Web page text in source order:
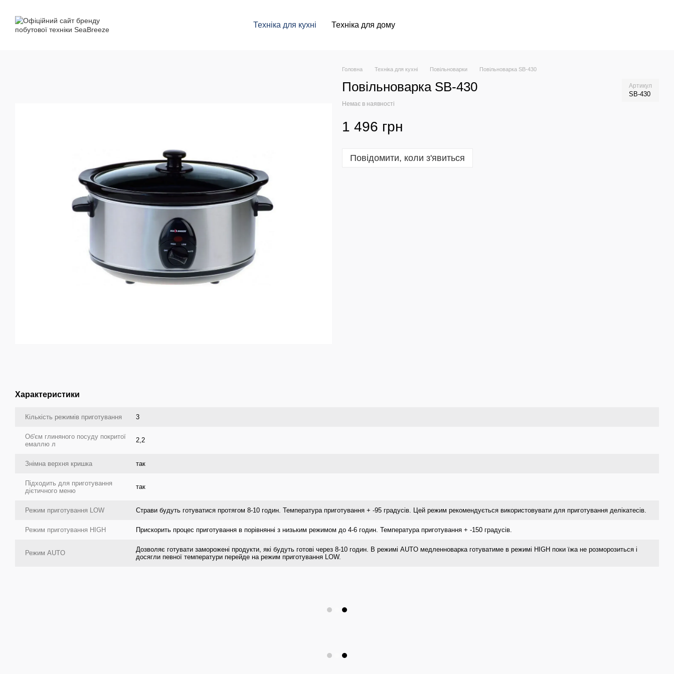
Техніка для кухні Техніка для дому
Головна Техніка для кухні Повільноварки Повільноварка SB-430
Повільноварка SB-430 Артикул
SB-430
Немає в наявності
1 496 грн
Повідомити, коли з'явиться
Характеристики
Кількість режимів приготування 3
Об'єм глиняного посуду покритої
емаллю л
2,2
Знімна верхня кришка так
Підходить для приготування
дієтичного меню
так
Режим приготування LOW Страви будуть готуватися протягом 8-10 годин. Температура приготування + -95 градусів. Цей режим рекомендується використовувати для приготування делікатесів.
Режим приготування HIGH Прискорить процес приготування в порівнянні з низьким режимом до 4-6 годин. Температура приготування + -150 градусів.
Режим AUTO
Дозволяє готувати заморожені продукти, які будуть готові через 8-10 годин. В режимі AUTO медленноварка готуватиме в режимі HIGH поки їжа не розморозиться і
досягли певної температури перейде на режим приготування LOW.